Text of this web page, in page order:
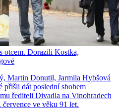
otcem. Dorazili Kostka,
Martin Donutil, Jarmila Hybšová
přišli dát poslední sbohem
řediteli Divadla na Vinohradech
ve věku 91 let.